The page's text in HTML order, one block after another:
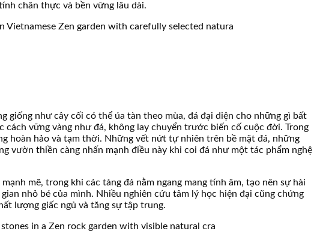
chân thực và bền vững lâu dài.
giống như cây cối có thể úa tàn theo mùa, đá đại diện cho những gì bất
vững vàng như đá, không lay chuyển trước biến cố cuộc đời. Trong
hoàn hảo và tạm thời. Những vết nứt tự nhiên trên bề mặt đá, những
vườn thiền càng nhấn mạnh điều này khi coi đá như một tác phẩm nghệ
mẽ, trong khi các tảng đá nằm ngang mang tính âm, tạo nên sự hài
nhỏ bé của mình. Nhiều nghiên cứu tâm lý học hiện đại cũng chứng
lượng giấc ngủ và tăng sự tập trung.